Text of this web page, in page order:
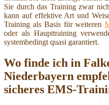
Sie durch das Training zwar
kann auf effektive Art und
Training als Basis für weiteren
oder als Haupttraining
systembedingt quasi garantiert.
Wo finde ich in
Niederbayern
sicheres EMS-